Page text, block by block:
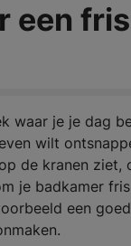
een
waar je je dag
wilt
de kranen
je badkamer
een